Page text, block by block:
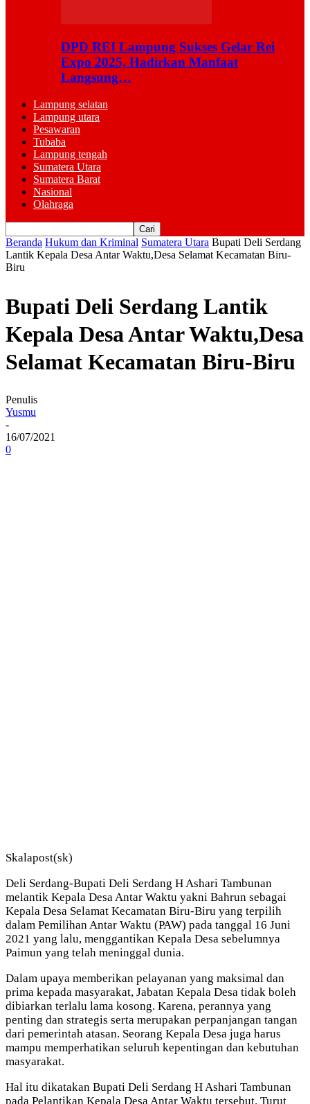
DPD REI Lampung Sukses Gelar Rei
Expo 2025, Hadirkan Manfaat
Langsung…
Lampung selatan
Lampung utara
Pesawaran
Tubaba
Lampung tengah
Sumatera Utara
Sumatera Barat
Nasional
Olahraga
Beranda Hukum dan Kriminal Sumatera Utara Bupati Deli Serdang
Lantik Kepala Desa Antar Waktu,Desa Selamat Kecamatan Biru-
Biru
Bupati Deli Serdang Lantik
Kepala Desa Antar Waktu,Desa
Selamat Kecamatan Biru-Biru
Penulis
Yusmu
-
16/07/2021
0
Skalapost(sk)
Deli Serdang-Bupati Deli Serdang H Ashari Tambunan
melantik Kepala Desa Antar Waktu yakni Bahrun sebagai
Kepala Desa Selamat Kecamatan Biru-Biru yang terpilih
dalam Pemilihan Antar Waktu (PAW) pada tanggal 16 Juni
2021 yang lalu, menggantikan Kepala Desa sebelumnya
Paimun yang telah meninggal dunia.
Dalam upaya memberikan pelayanan yang maksimal dan
prima kepada masyarakat, Jabatan Kepala Desa tidak boleh
dibiarkan terlalu lama kosong. Karena, perannya yang
penting dan strategis serta merupakan perpanjangan tangan
dari pemerintah atasan. Seorang Kepala Desa juga harus
mampu memperhatikan seluruh kepentingan dan kebutuhan
masyarakat.
Hal itu dikatakan Bupati Deli Serdang H Ashari Tambunan
pada Pelantikan Kepala Desa Antar Waktu tersebut. Turut